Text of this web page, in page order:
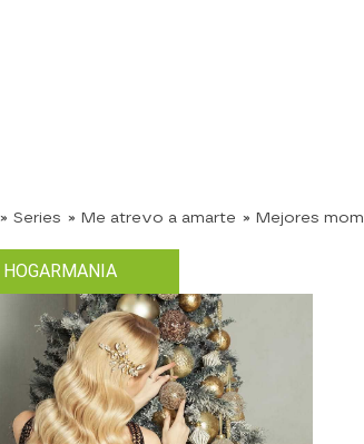
» Series » Me atrevo a amarte » Mejores
HOGARMANIA